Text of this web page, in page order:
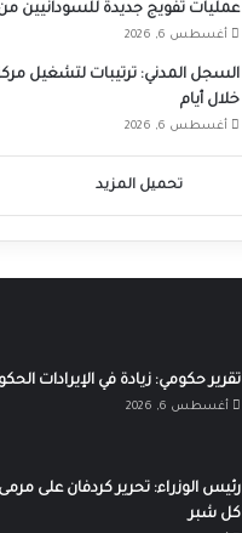
عمليات تفويج جديدة للسودانيين من
أغسطس 6, 2026
السجل المدني: ترتيبات لتشغيل
خلال أيام
أغسطس 6, 2026
تحميل المزيد
تقرير حكومي: زيادة في الإيرادات
أغسطس 6, 2026
رئيس الوزراء: تحرير كردفان على
كل شبر